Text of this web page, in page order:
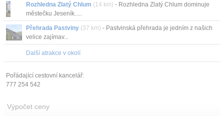
Rozhledna Zlatý Chlum (14 km) - Rozhledna Zlatý Chlum dominuje
městečku Jeseník.....
Přehrada Pastviny (37 km) - Pastvinská přehrada je jedním z našich
velice zajímav...
Další atrakce v okolí
Pořádající cestovní kancelář:
777 254 542
Výpočet ceny